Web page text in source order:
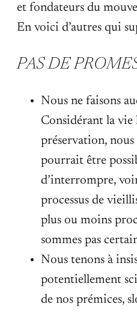
et fondateurs du
En voici d’autres qui
PAS DE
Nous ne faisons
Considérant la vie
préservation, nous
pourrait être
d’interrompre,
processus de
plus ou moins
sommes pas
Nous tenons à
potentiellement
de nos prémices,